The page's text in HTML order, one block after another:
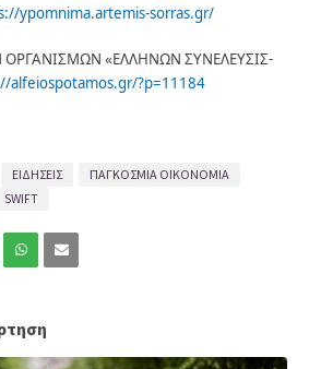
ypomnima.artemis-sorras.gr/
ΟΡΓΑΝΙΣΜΩΝ «ΕΛΛΗΝΩΝ ΣΥΝΕΛΕΥΣΙΣ-
alfeiospotamos.gr/?p=11184
ΕΙΔΗΣΕΙΣ
ΠΑΓΚΟΣΜΙΑ ΟΙΚΟΝΟΜΙΑ
SWIFT